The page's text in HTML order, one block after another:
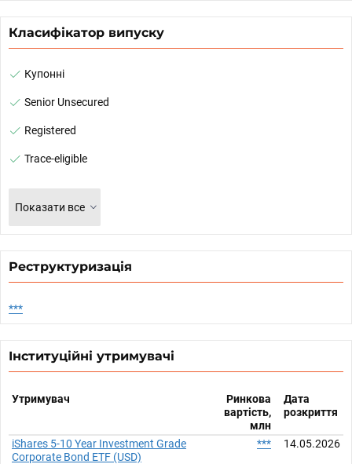
Класифікатор випуску
Купонні
Senior Unsecured
Registered
Trace-eligible
Показати все
Реструктуризація
***
Інституційні утримувачі
Утримувач
Ринкова
вартість,
млн
Дата
розкриття
iShares 5-10 Year Investment Grade
Corporate Bond ETF (USD)
*** 14.05.2026